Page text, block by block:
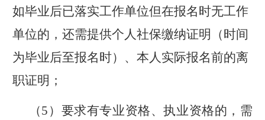
如毕业后已落实工作单位但在报名时无工作
单位的，还需提供个人社保缴纳证明（时间
为毕业后至报名时）、本人实际报名前的离
职证明；
（5 ） 要求有专业资格、执业资格的，需